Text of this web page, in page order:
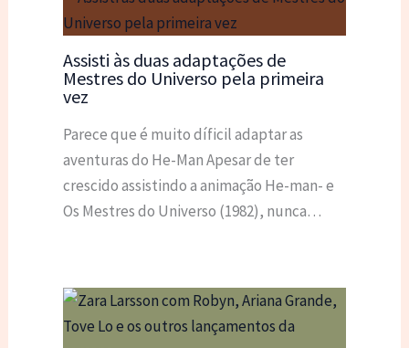
Assisti às duas adaptações de
Mestres do Universo pela primeira
vez
Parece que é muito díficil adaptar as
aventuras do He-Man Apesar de ter
crescido assistindo a animação He-man- e
Os Mestres do Universo (1982), nunca…